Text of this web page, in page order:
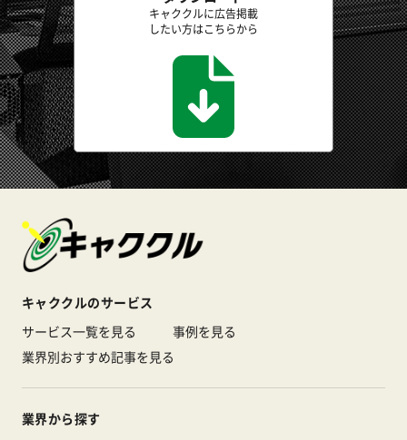
キャククルに広告掲載
したい方はこちらから
キャククルのサービス
サービス一覧を見る
事例を見る
業界別おすすめ記事を見る
業界から探す